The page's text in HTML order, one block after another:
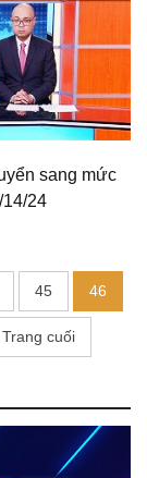
sang mức
24
45 46
Trang cuối